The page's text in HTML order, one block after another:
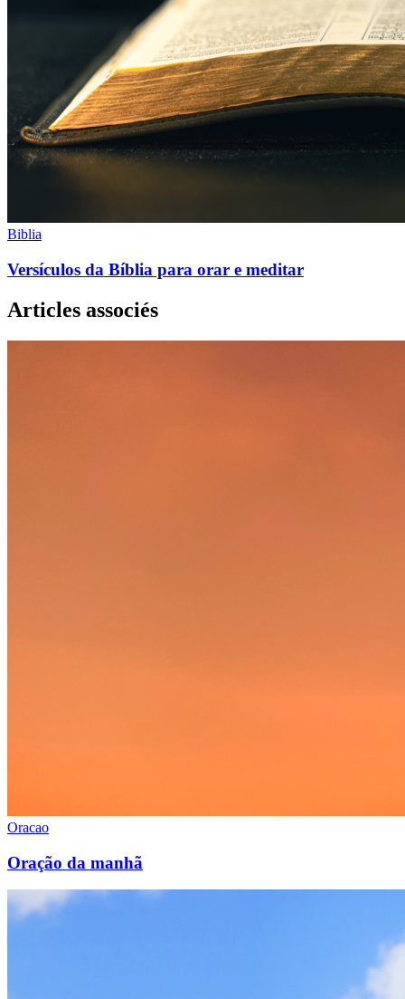
Biblia
Versículos da Bíblia para orar e meditar
Articles associés
Oracao
Oração da manhã